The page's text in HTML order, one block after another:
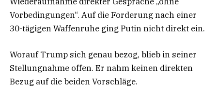
Vorbedingungen“. Auf die Forderung nach einer
30-tägigen Waffenruhe ging Putin nicht direkt ein.
Worauf Trump sich genau bezog, blieb in seiner
Stellungnahme offen. Er nahm keinen direkten
Bezug auf die beiden Vorschläge.